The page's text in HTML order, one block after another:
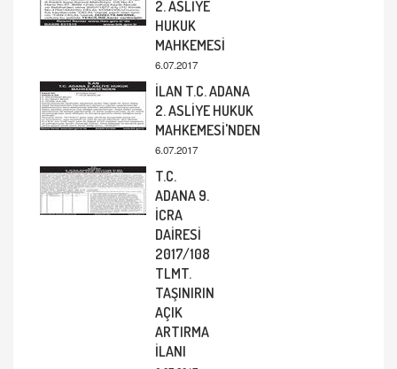
2. ASLİYE
HUKUK
MAHKEMESİ
6.07.2017
İLAN T.C. ADANA
2. ASLİYE HUKUK
MAHKEMESİ'NDEN
6.07.2017
T.C.
ADANA 9.
İCRA
DAİRESİ
2017/108
TLMT.
TAŞINIRIN
AÇIK
ARTIRMA
İLANI